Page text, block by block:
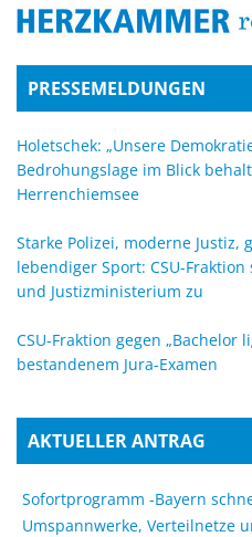
PRESSEMELDUNGEN
Holetschek: „Unsere
Bedrohungslage im Blick
Herrenchiemsee
Starke Polizei, moderne
lebendiger Sport: CSU-
und Justizministerium zu
CSU-Fraktion gegen
bestandenem Jura-Examen
AKTUELLER ANTRAG
Sofortprogramm -Bayern
Umspannwerke, Verteilnetze